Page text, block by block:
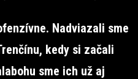
Nadviazali sme
kedy si začali
sme ich už aj